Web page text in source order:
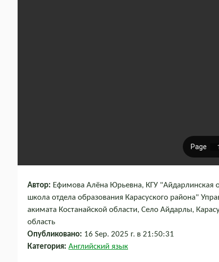
Автор: Ефимова Алёна Юрьевна, КГУ "Айдарлинская
школа отдела образования Карасуского района"
акимата Костанайской области, Село Айдарлы,
область
Опубликовано: 16 Sep. 2025 г. в 21:50:31
Категория: Английский язык